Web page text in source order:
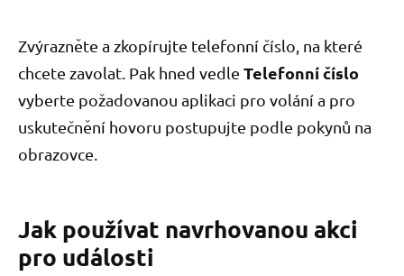
Zvýrazněte a zkopírujte telefonní číslo, na které
chcete zavolat. Pak hned vedle Telefonní číslo
vyberte požadovanou aplikaci pro volání a pro
uskutečnění hovoru postupujte podle pokynů na
obrazovce.
Jak používat navrhovanou akci
pro události